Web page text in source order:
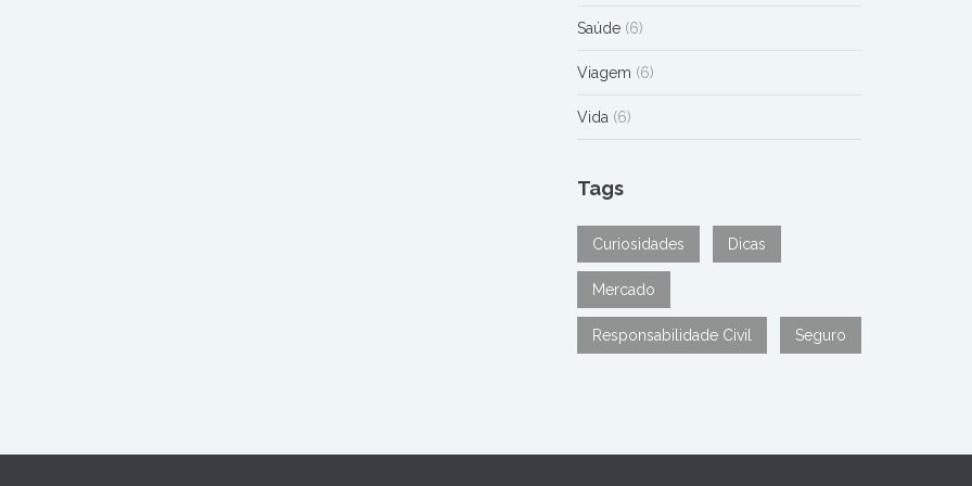
Saúde(6)
Viagem (6)
Vida (6)
Tags
Curiosidades Dicas
Mercado
Responsabilidade Civil Seguro